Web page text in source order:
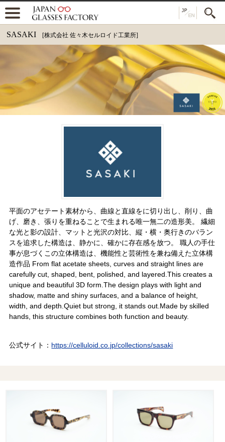
SASAKI [株式会社 佐々木セルロイド工業所]
平面のアセテート素材から、曲線と直線をに切り出し、削り、曲
げ、磨き、張りを重ねることで生まれる唯一無二の造形美。 繊細
な光と影の設計、マットと光沢の対比、縦・横・奥行きのバラン
スを追求した構造は、静かに、確かに存在感を放つ。 職人の手仕
事が息づくこの立体構造は、機能性と芸術性を兼ね備えた立体構
造作品 From flat acetate sheets, curves and straight lines are
carefully cut, shaped, bent, polished, and layered.This creates a
unique and beautiful 3D form.The design plays with light and
shadow, matte and shiny surfaces, and a balance of height,
width, and depth.Quiet but strong, it stands out.Made by skilled
hands, this structure combines both function and beauty.
公式サイト： https://celluloid.co.jp/collections/sasaki